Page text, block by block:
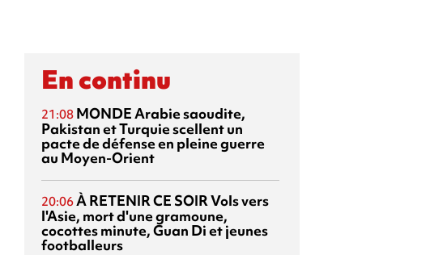
En continu
21:08 MONDEArabie saoudite,
Pakistan et Turquie scellent un
pacte de défense en pleine guerre
au Moyen-Orient
20:06À RETENIR CE SOIRVols vers
l'Asie, mort d'une gramoune,
cocottes minute, Guan Di et jeunes
footballeurs